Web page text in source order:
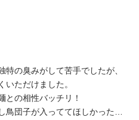
の臭みがして苦手でしたが、
いただけました。
との相性バッチリ！
鳥団子が入っててほしかった…